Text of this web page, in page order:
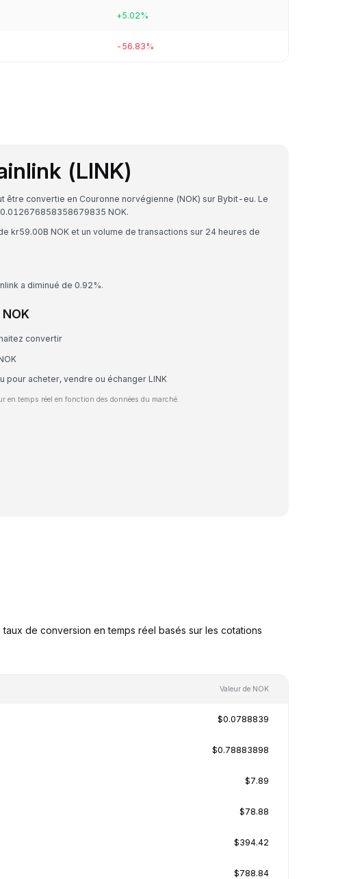
+5.02%
-56.83%
(LINK)
être convertie en Couronne norvégienne (NOK) sur Bybit-eu. Le
NOK.
kr59.00B NOK et un volume de transactions sur 24 heures de
a diminué de 0.92%.
convertir
acheter, vendre ou échanger LINK
en temps réel en fonction des données du marché.
de conversion en temps réel basés sur les cotations
Valeur de NOK
$0.0788839
$0.78883898
$7.89
$78.88
$394.42
$788.84